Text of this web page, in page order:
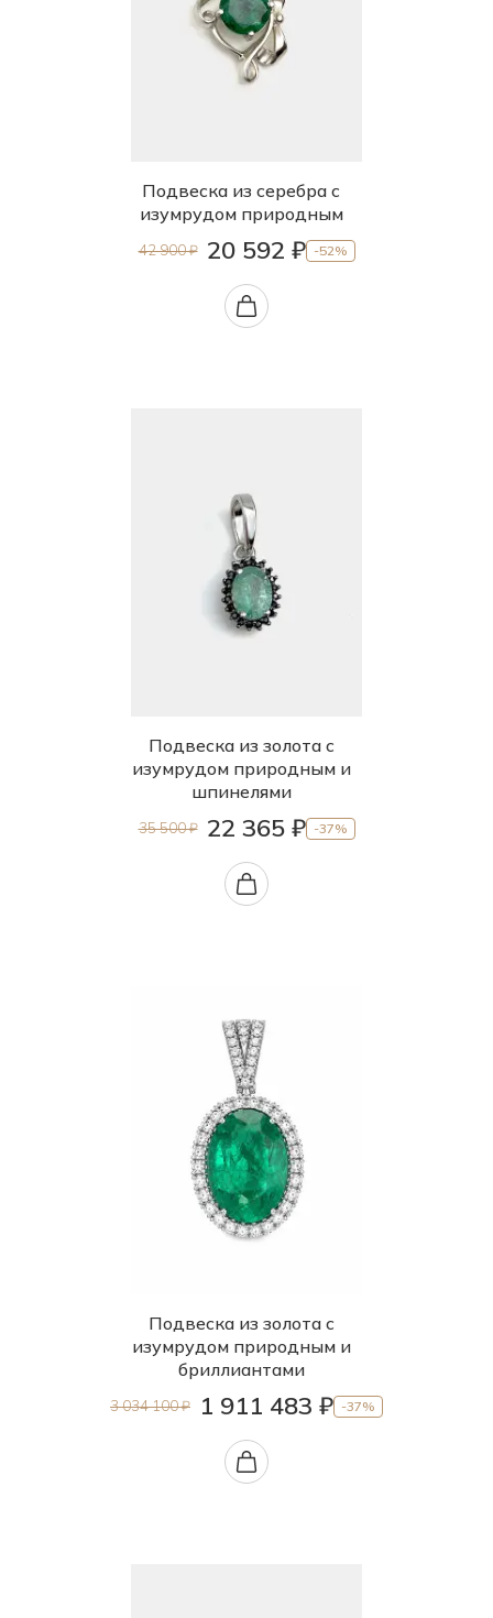
Подвеска из серебра с
изумрудом природным
42 900 ₽ 20 592 ₽ -52%
Подвеска из золота с
изумрудом природным и
шпинелями
35 500 ₽ 22 365 ₽ -37%
Подвеска из золота с
изумрудом природным и
бриллиантами
3 034 100 ₽ 1 911 483 ₽ -37%